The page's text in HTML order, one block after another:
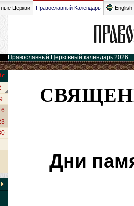
Церкви Православный Календарь English
Православный Церковный календарь 2026
9
Дни